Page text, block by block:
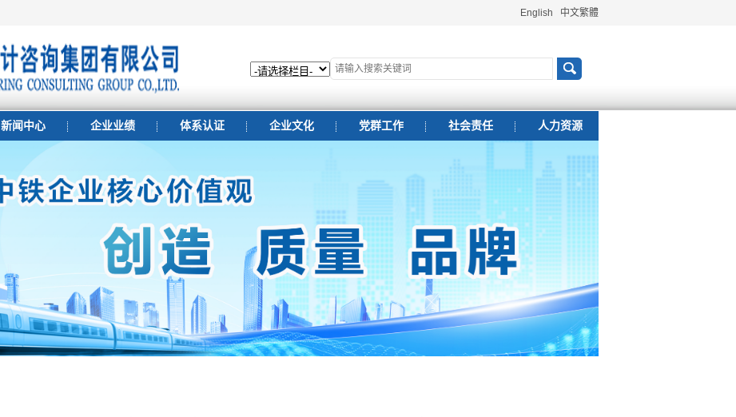
English 中文繁體
新闻中心 企业业绩 体系认证 企业文化 党群工作 社会责任 人力资源